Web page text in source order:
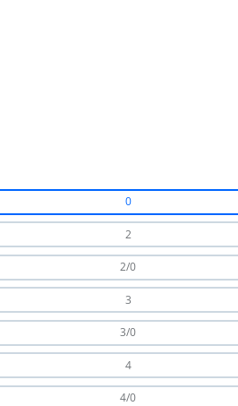
0
2
2/0
3
3/0
4
4/0